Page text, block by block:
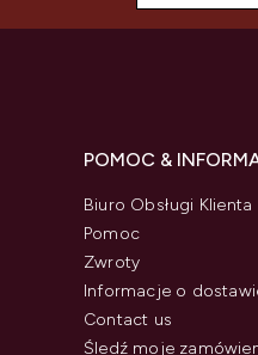
POMOC &
Biuro Obsługi Klienta
Pomoc
Zwroty
Informacje o
Contact us
Śledź moje